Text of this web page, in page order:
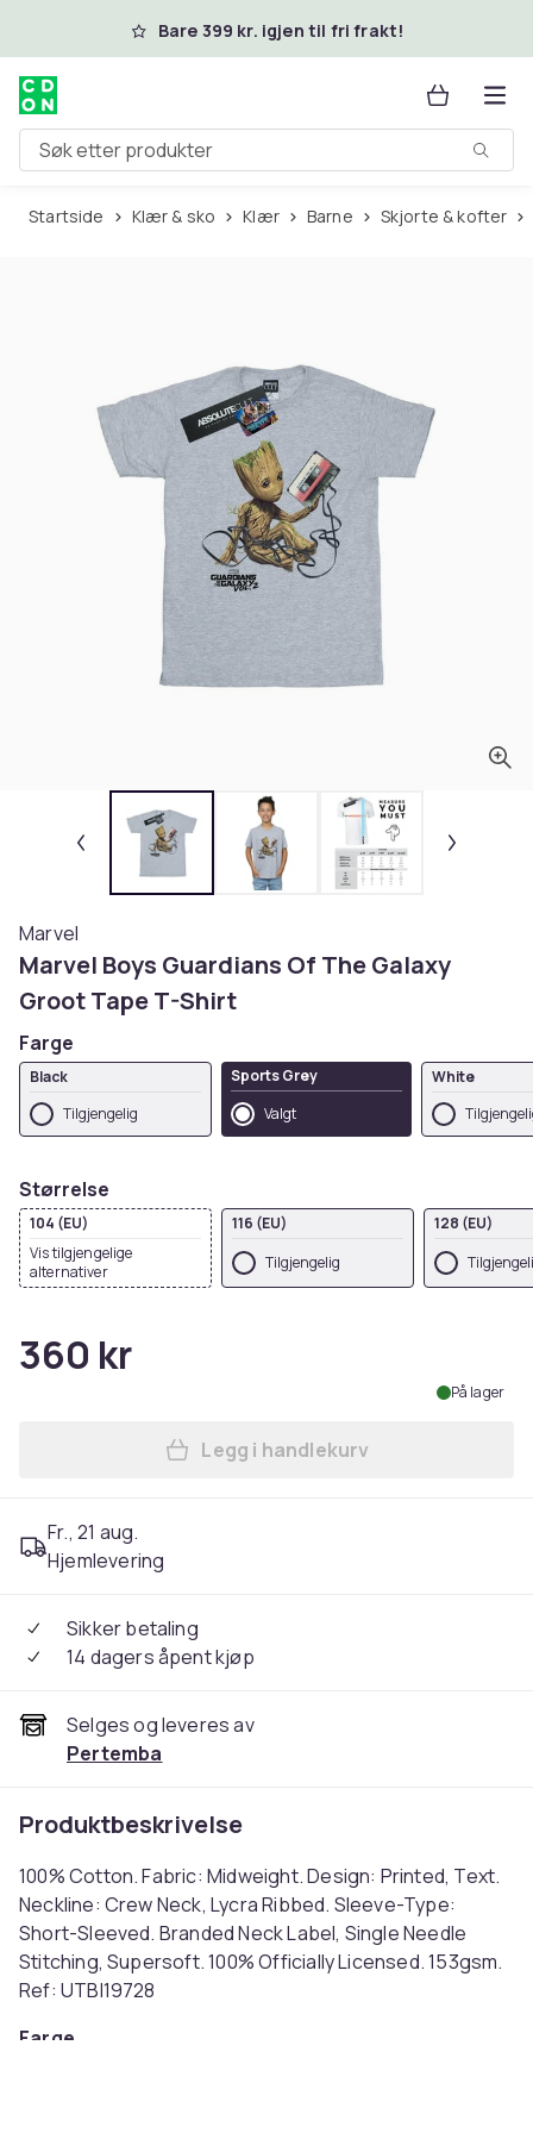
Hopp til hovedinnholdBare 399 kr. igjen til fri frakt!
Søk etter produkter
Startside Klær & sko Klær Barne Skjorte & kofter
Marvel
Marvel Boys Guardians Of The Galaxy
Groot Tape T-Shirt
Farge
Black
Tilgjengelig
Sports Grey
Valgt
White
Størrelse
104 (EU)
Vis tilgjengelige
alternativer
116 (EU)
Tilgjengelig
128 (EU)
360 kr
På lager
Legg Marvel Boys
Legg i handlekurv
Fr., 21 aug.
Hjemlevering
Sikker betaling
14 dagers åpent kjøp
Selges og leveres av
Pertemba
Produktbeskrivelse
100% Cotton. Fabric: Midweight. Design: Printed, Text.
Neckline: Crew Neck, Lycra Ribbed. Sleeve-Type:
Short-Sleeved. Branded Neck Label, Single Needle
Stitching, Supersoft. 100% Officially Licensed. 153gsm.
Ref: UTBI19728
Farge